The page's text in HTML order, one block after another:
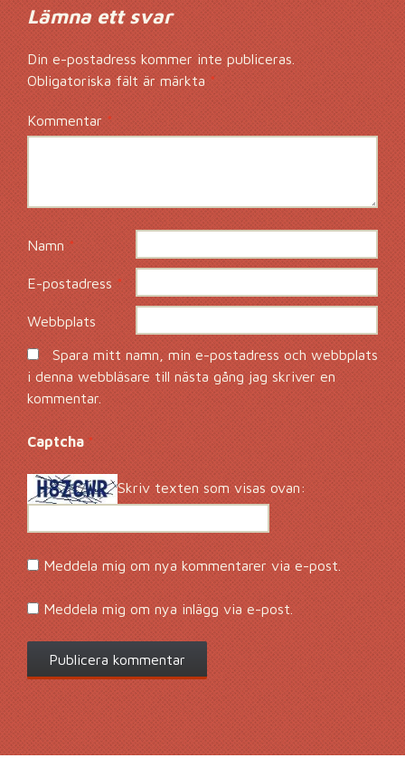
Lämna ett svar
Din e-postadress kommer inte publiceras.
Obligatoriska fält är märkta*
Kommentar*
Namn*
E-postadress*
Webbplats
Spara mitt namn, min e-postadress och webbplats
i denna webbläsare till nästa gång jag skriver en
kommentar.
Captcha*
Skriv texten som visas ovan:
Meddela mig om nya kommentarer via e-post.
Meddela mig om nya inlägg via e-post.